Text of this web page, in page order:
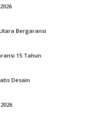
Bergaransi
15 Tahun
Desain